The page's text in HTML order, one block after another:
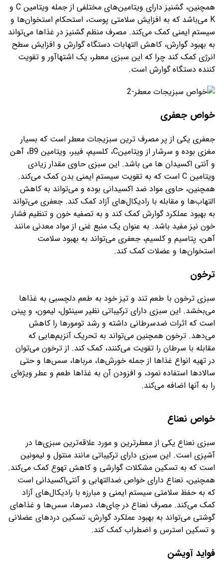
همچنین، گشنیز دارای ویتامین‌های مختلفی از جمله ویتامین C و
K می‌باشد که به افزایش سلامتی پوست، استحکام استخوان‌ها و
سیستم ایمنی کمک می‌کند. مصرف منظم گشنیز در غذاها می‌تواند
به بهبود گوارش، کاهش التهابات دستگاه گوارش و افزایش سطح
انرژی کمک کند چرا که این سبزی معطر، یک اشتهاآور و تقویت
کننده دستگاه گوارش است.
خواص جعفری
جعفری یکی از پر مصرف ترین سبزیجات معطر است که بسیار
مغزی بوده و سرشار از ویتامینC، کلسیم، فیبر، ویتامین B9، آهن
و آنتی اکسیدان ها می باشد. این سبزی حاوی مقدار زیادی
ویتامین C است که به تقویت سیستم ایمنی بدن کمک می‌کند.
همچنین، حاوی مواد ضد اکسیدانی بوده و می‌تواند به کاهش
التهاب‌ها و مقابله با رادیکال‌های آزاد کمک کند. جعفری می‌تواند
به بهبود عملکرد گوارش کمک کند و به تصفیه خون و تنظیم فشار
خون نیز مفید باشد. به عنوان یک منبع غنی از مواد معدنی مانند
آهن، پتاسیم و کلسیم، جعفری می‌تواند به بهبود سلامت
استخوان‌ها و عضلات کمک کند.
ترخون
سبزی ترخون با طعم تند و تیز خود به طعم دلچسبی به غذاها
می‌بخشد. این سبزی دارای ترکیباتی نظیر سینئول، لیمون، و پینن
است که اثرات ضدسرطانی داشته و رشد تومورها را کاهش
می‌دهد. ترخون همچنین می‌تواند به تحریک آنزیم‌هایی که
مقابله با سرطان را تقویت می‌کنند، کمک کند. از ترخون می‌توان
در تهیه انواع غذاها از جمله خورش‌ها، مرباها، سس‌ها و حتی
سالاد‌ها استفاده نمود، و افزودن آن به غذاها طعم و عطر ویژه‌ای
را به آنها اضافه می‌کند.
خواص نعناع
سبزی نعناع یکی از معطرترین و مورد علاقه‌ترین سبزی‌ها در
آشپزی است. این سبزی دارای ترکیباتی مانند منتول و لیمونین
است که به تسکین مشکلات گوارشی و کاهش تهوع کمک می‌کند.
همچنین، نعناع دارای خواص ضدالتهابی و آنتی‌اکسیدانی است
که به حفظ سلامتی سیستم ایمنی و مبارزه با رادیکال‌های آزاد
کمک می‌کند. مصرف نعناع در چای‌ها، دسرها، سس‌ها و غذاهای
گوشتی می‌تواند به بهبود عملکرد گوارش، تسکین درد‌های عضلانی
و تسکین استرس و اضطراب کمک کند.
فواید آویشن